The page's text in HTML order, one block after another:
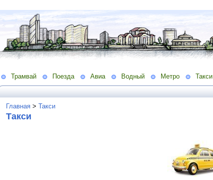
Трамвай Поезда Авиа Водный Метро Такси
Главная > Такси
Такси